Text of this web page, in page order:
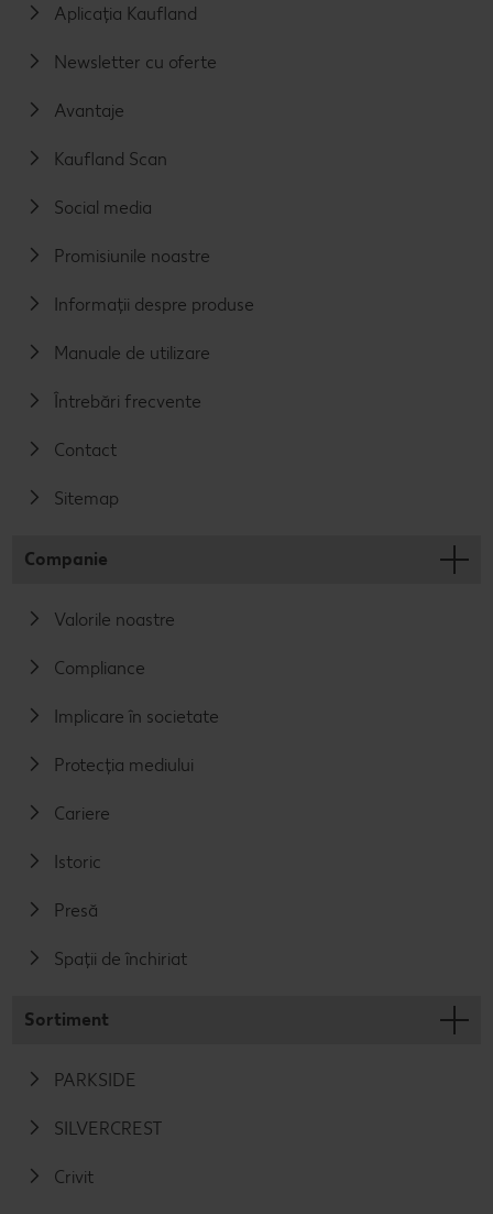
Aplicația Kaufland
Newsletter cu oferte
Avantaje
Kaufland Scan
Social media
Promisiunile noastre
Informații despre produse
Manuale de utilizare
Întrebări frecvente
Contact
Sitemap
Companie
Valorile noastre
Compliance
Implicare în societate
Protecția mediului
Cariere
Istoric
Presă
Spații de închiriat
Sortiment
PARKSIDE
SILVERCREST
Crivit